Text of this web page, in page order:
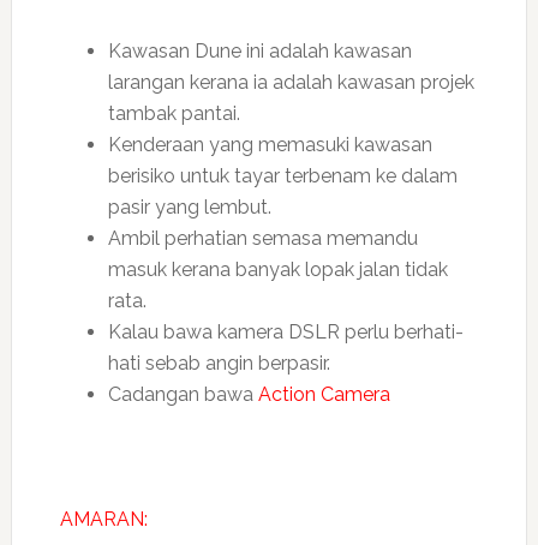
Kawasan Dune ini adalah kawasan
larangan kerana ia adalah kawasan projek
tambak pantai.
Kenderaan yang memasuki kawasan
berisiko untuk tayar terbenam ke dalam
pasir yang lembut.
Ambil perhatian semasa memandu
masuk kerana banyak lopak jalan tidak
rata.
Kalau bawa kamera DSLR perlu berhati-
hati sebab angin berpasir.
Cadangan bawa Action Camera
AMARAN: